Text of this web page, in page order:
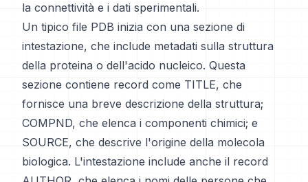
la connettività e i dati sperimentali.
Un tipico file PDB inizia con una sezione di
intestazione, che include metadati sulla struttura
della proteina o dell'acido nucleico. Questa
sezione contiene record come TITLE, che
fornisce una breve descrizione della struttura;
COMPND, che elenca i componenti chimici; e
SOURCE, che descrive l'origine della molecola
biologica. L'intestazione include anche il record